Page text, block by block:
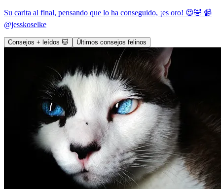
Su carita al final, pensando que lo ha conseguido, ¡es oro! 😍🤣 📹
@jesskoselke
Consejos + leídos 🐱 Últimos consejos felinos